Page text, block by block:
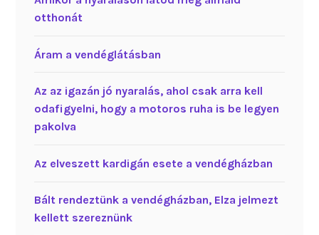
otthonát
Áram a vendéglátásban
Az az igazán jó nyaralás, ahol csak arra kell
odafigyelni, hogy a motoros ruha is be legyen
pakolva
Az elveszett kardigán esete a vendégházban
Bált rendeztünk a vendégházban, Elza jelmezt
kellett szereznünk